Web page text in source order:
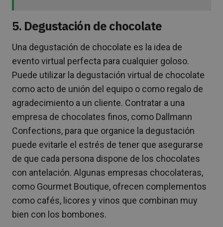
5. Degustación de chocolate
Una degustación de chocolate es la idea de
evento virtual perfecta para cualquier goloso.
Puede utilizar la degustación virtual de chocolate
como acto de unión del equipo o como regalo de
agradecimiento a un cliente. Contratar a una
empresa de chocolates finos, como Dallmann
Confections, para que organice la degustación
puede evitarle el estrés de tener que asegurarse
de que cada persona dispone de los chocolates
con antelación. Algunas empresas chocolateras,
como Gourmet Boutique, ofrecen complementos
como cafés, licores y vinos que combinan muy
bien con los bombones.